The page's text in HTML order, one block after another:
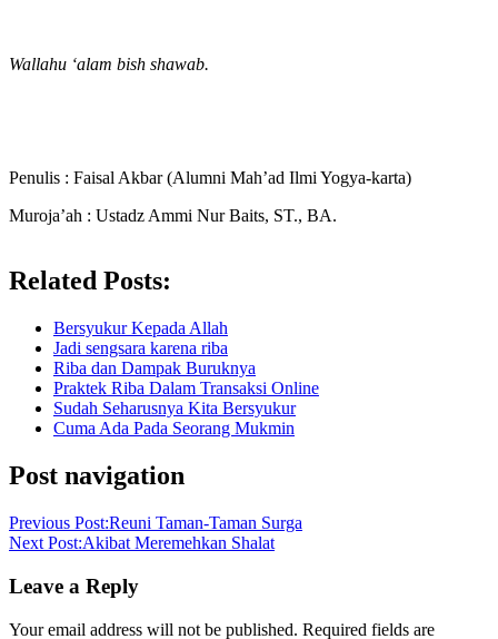
Wallahu ‘alam bish shawab.
Penulis : Faisal Akbar (Alumni Mah’ad Ilmi Yogya-karta)
Muroja’ah : Ustadz Ammi Nur Baits, ST., BA.
Related Posts:
Bersyukur Kepada Allah
Jadi sengsara karena riba
Riba dan Dampak Buruknya
Praktek Riba Dalam Transaksi Online
Sudah Seharusnya Kita Bersyukur
Cuma Ada Pada Seorang Mukmin
Post navigation
Previous Post:Reuni Taman-Taman Surga
Next Post:Akibat Meremehkan Shalat
Leave a Reply
Your email address will not be published. Required fields are